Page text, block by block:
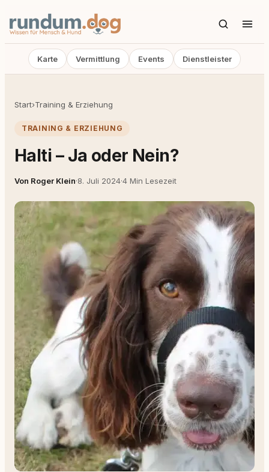
Karte Vermittlung Events Dienstleister
Start›Training & Erziehung
TRAINING & ERZIEHUNG
Halti – Ja oder Nein?
Von Roger Klein·8. Juli 2024·4 Min Lesezeit